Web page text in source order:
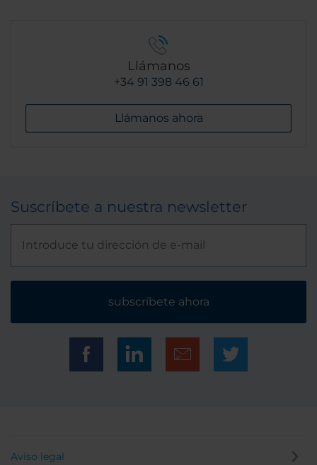
Llámanos
+34 91 398 46 61
Llámanos ahora
Suscríbete a nuestra newsletter
subscríbete ahora
Aviso legal